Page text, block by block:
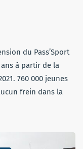
du Pass’Sport
à partir de la
760 000 jeunes
frein dans la